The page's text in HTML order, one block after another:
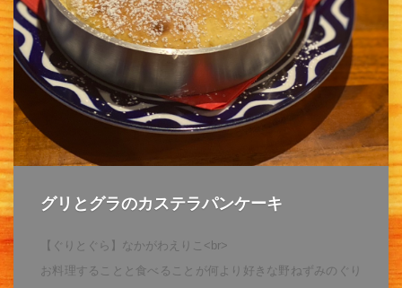
グリとグラのカステラパンケーキ
【ぐりとぐら】なかがわえりこ<br>
お料理することと食べることが何より好きな野ねずみのぐり